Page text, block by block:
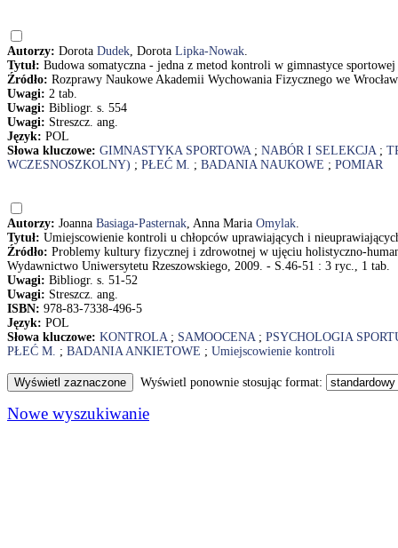
Autorzy: Dorota Dudek, Dorota Lipka-Nowak.
Tytuł: Budowa somatyczna - jedna z metod kontroli w gimnastyce
Źródło: Rozprawy Naukowe Akademii Wychowania Fizycznego we
Uwagi: 2 tab.
Uwagi: Bibliogr. s. 554
Uwagi: Streszcz. ang.
Język: POL
Słowa kluczowe: GIMNASTYKA SPORTOWA; NABÓR I SELEKCJA;
WCZESNOSZKOLNY) ; PŁEĆ M. ; BADANIA NAUKOWE ; POMIAR
Autorzy: Joanna Basiaga-Pasternak, Anna Maria Omylak.
Tytuł: Umiejscowienie kontroli u chłopców uprawiających i
Źródło: Problemy kultury fizycznej i zdrowotnej w ujęciu holistyczno-
Wydawnictwo Uniwersytetu Rzeszowskiego, 2009. - S.46-51 : 3 ryc., 1 tab.
Uwagi: Bibliogr. s. 51-52
Uwagi: Streszcz. ang.
ISBN: 978-83-7338-496-5
Język: POL
Słowa kluczowe: KONTROLA; SAMOOCENA; PSYCHOLOGIA
PŁEĆ M. ; BADANIA ANKIETOWE ; Umiejscowienie kontroli
Wyświetl ponownie stosując format:
Nowe wyszukiwanie